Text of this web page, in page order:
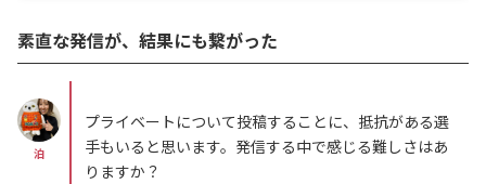
素直な発信が、結果にも繋がった
泊
プライベートについて投稿することに、抵抗がある選
手もいると思います。発信する中で感じる難しさはあ
りますか？